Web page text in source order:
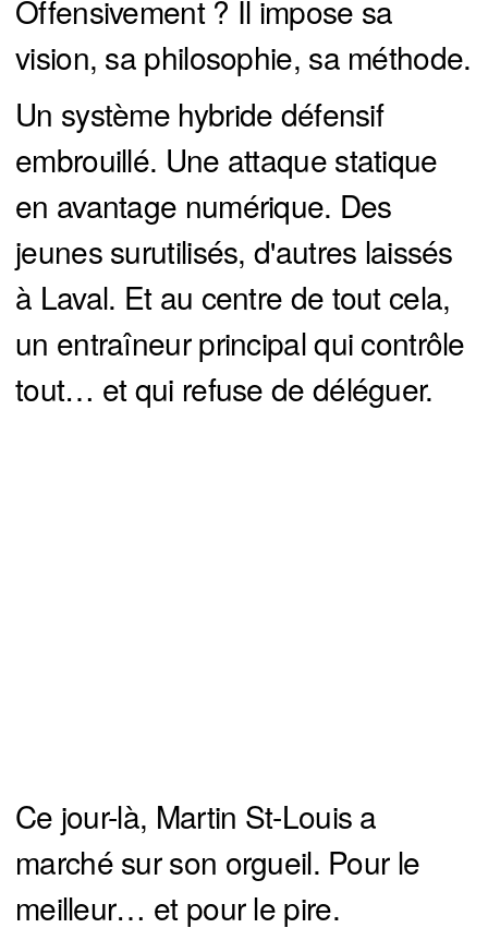
Offensivement ? Il impose sa
vision, sa philosophie, sa méthode.
Un système hybride défensif
embrouillé. Une attaque statique
en avantage numérique. Des
jeunes surutilisés, d'autres laissés
à Laval. Et au centre de tout cela,
un entraîneur principal qui contrôle
tout… et qui refuse de déléguer.
Ce jour-là, Martin St-Louis a
marché sur son orgueil. Pour le
meilleur… et pour le pire.